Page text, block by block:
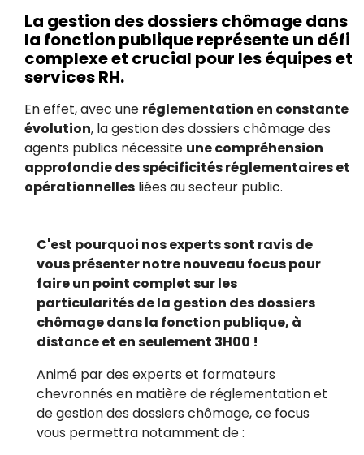
La gestion des dossiers chômage dans
la fonction publique représente un défi
complexe et crucial pour les équipes et
services RH.
En effet, avec une réglementation en constante
évolution, la gestion des dossiers chômage des
agents publics nécessite une compréhension
approfondie des spécificités réglementaires et
opérationnelles liées au secteur public.
C'est pourquoi nos experts sont ravis de
vous présenter notre nouveau focus pour
faire un point complet sur les
particularités de la gestion des dossiers
chômage dans la fonction publique, à
distance et en seulement 3H00 !
Animé par des experts et formateurs
chevronnés en matière de réglementation et
de gestion des dossiers chômage, ce focus
vous permettra notamment de :